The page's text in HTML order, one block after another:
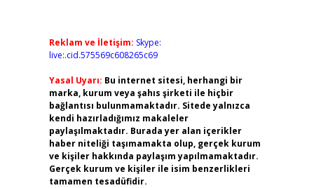
Reklam ve İletişim: Skype:
live:.cid.575569c608265c69
Yasal Uyarı: Bu internet sitesi, herhangi bir
marka, kurum veya şahıs şirketi ile hiçbir
bağlantısı bulunmamaktadır. Sitede yalnızca
kendi hazırladığımız makaleler
paylaşılmaktadır. Burada yer alan içerikler
haber niteliği taşımamakta olup, gerçek kurum
ve kişiler hakkında paylaşım yapılmamaktadır.
Gerçek kurum ve kişiler ile isim benzerlikleri
tamamen tesadüfidir.